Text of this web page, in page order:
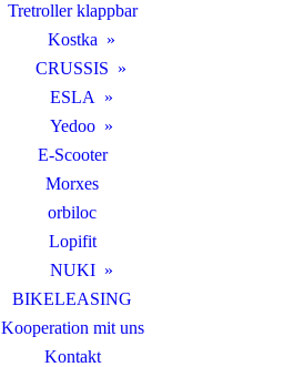
Tretroller klappbar
Kostka
CRUSSIS
ESLA
Yedoo
E-Scooter
Morxes
orbiloc
Lopifit
NUKI
BIKELEASING
Kooperation mit uns
Kontakt